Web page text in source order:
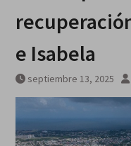
e Isabela
septiembre 13, 2025